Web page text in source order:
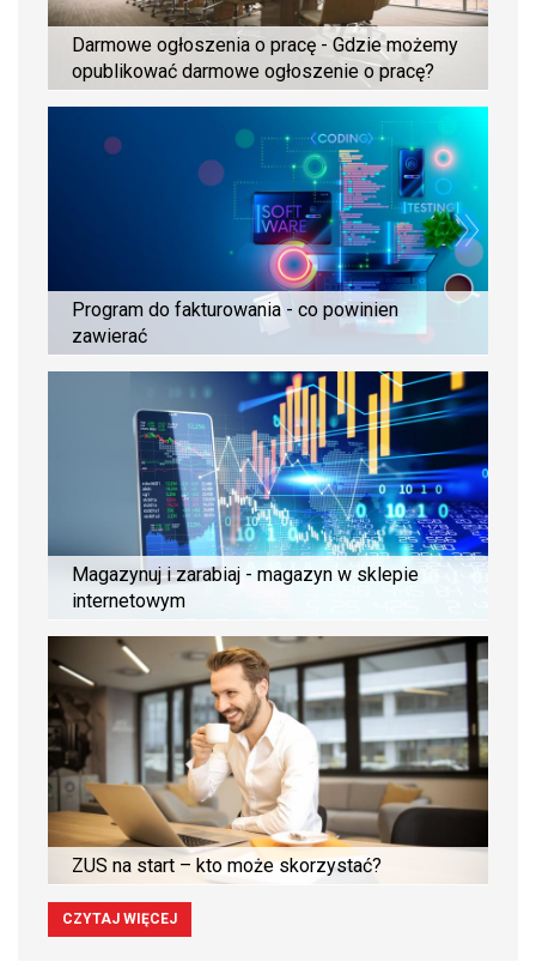
Darmowe ogłoszenia o pracę - Gdzie możemy
opublikować darmowe ogłoszenie o pracę?
Program do fakturowania - co powinien
zawierać
Magazynuj i zarabiaj - magazyn w sklepie
internetowym
ZUS na start – kto może skorzystać?
CZYTAJ WIĘCEJ